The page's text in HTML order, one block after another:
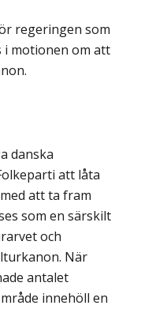
regeringen som
i motionen om att
danska
att låta
att ta fram
som en särskilt
och
När
antalet
innehöll en